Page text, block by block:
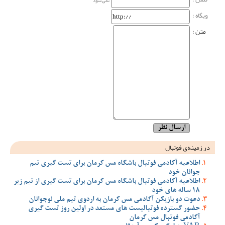
وبگاه‌ :
متن :
در زمینه‌ی فوتبال
اطلاعیه آکادمی فوتبال باشگاه مس کرمان برای تست گیری تیم
جوانان خود
اطلاعیه آکادمی فوتبال باشگاه مس کرمان برای تست گیری از تیم زیر
18 ساله های خود
دعوت دو بازیکن آکادمی مس کرمان به اردوی تیم ملی نوجوانان
حضور گسترده فوتبالیست های مستعد در اولین روز تست گیری
آکادمی فوتبال مس کرمان